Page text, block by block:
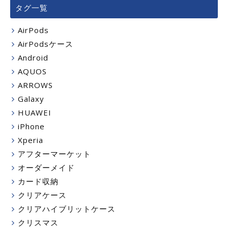
タグ一覧
AirPods
AirPodsケース
Android
AQUOS
ARROWS
Galaxy
HUAWEI
iPhone
Xperia
アフターマーケット
オーダーメイド
カード収納
クリアケース
クリアハイブリットケース
クリスマス